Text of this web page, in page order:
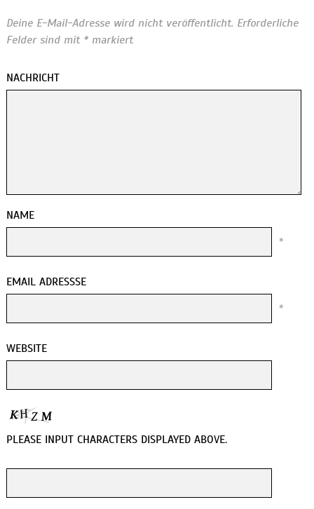
Deine E-Mail-Adresse wird nicht veröffentlicht. Erforderliche
Felder sind mit *markiert
NACHRICHT
NAME
*
EMAIL ADRESSSE
*
WEBSITE
PLEASE INPUT CHARACTERS DISPLAYED ABOVE.